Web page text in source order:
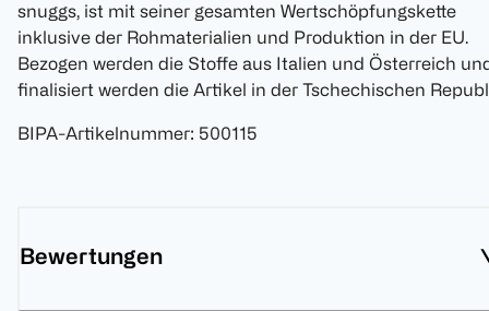
snuggs, ist mit seiner gesamten Wertschöpfungskette
inklusive der Rohmaterialien und Produktion in der EU.
Bezogen werden die Stoffe aus Italien und Österreich
finalisiert werden die Artikel in der Tschechischen
BIPA-Artikelnummer: 500115
Bewertungen